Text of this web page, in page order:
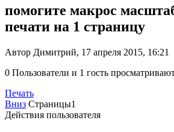
помогите макрос
печати на 1 страницу
Автор Димитрий, 17 апреля 2015, 16:21
0 Пользователи и 1 гость
Печать
Вниз Страницы1
Действия пользователя